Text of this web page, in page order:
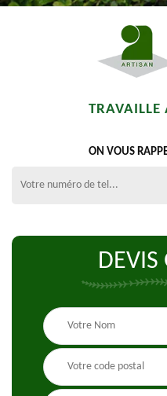
TRAVAILLE
ON VOUS
DEVIS